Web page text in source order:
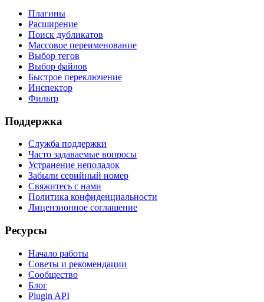
Плагины
Расширение
Поиск дубликатов
Массовое переименование
Выбор тегов
Выбор файлов
Быстрое переключение
Инспектор
Фильтр
Поддержка
Служба поддержки
Часто задаваемые вопросы
Устранение неполадок
Забыли серийный номер
Свяжитесь с нами
Политика конфиденциальности
Лицензионное соглашение
Ресурсы
Начало работы
Советы и рекомендации
Сообщество
Блог
Plugin API